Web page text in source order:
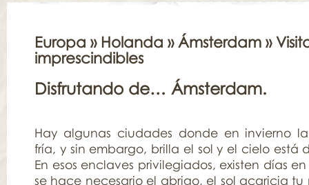
Europa » Holanda » Ámsterdam »
imprescindibles
Disfrutando de… Ámsterdam.
Hay algunas ciudades donde en invierno
fría, y sin embargo, brilla el sol y el cielo está
En esos enclaves privilegiados, existen días
se hace necesario el abrigo, el sol acaricia tu